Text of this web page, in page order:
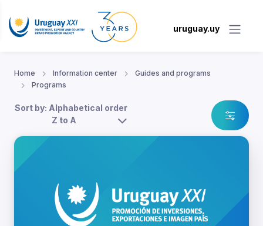
uruguay.uy
Home Information center
Guides and programs
Programs
Sort by: Alphabetical order
Z to A